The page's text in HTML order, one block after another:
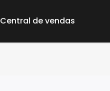
Central de vendas